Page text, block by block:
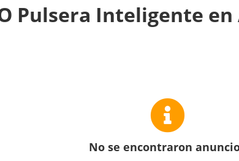
Pulsera Inteligente
No se encontraron